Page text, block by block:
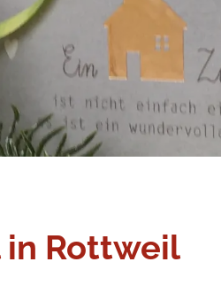
in Rottweil